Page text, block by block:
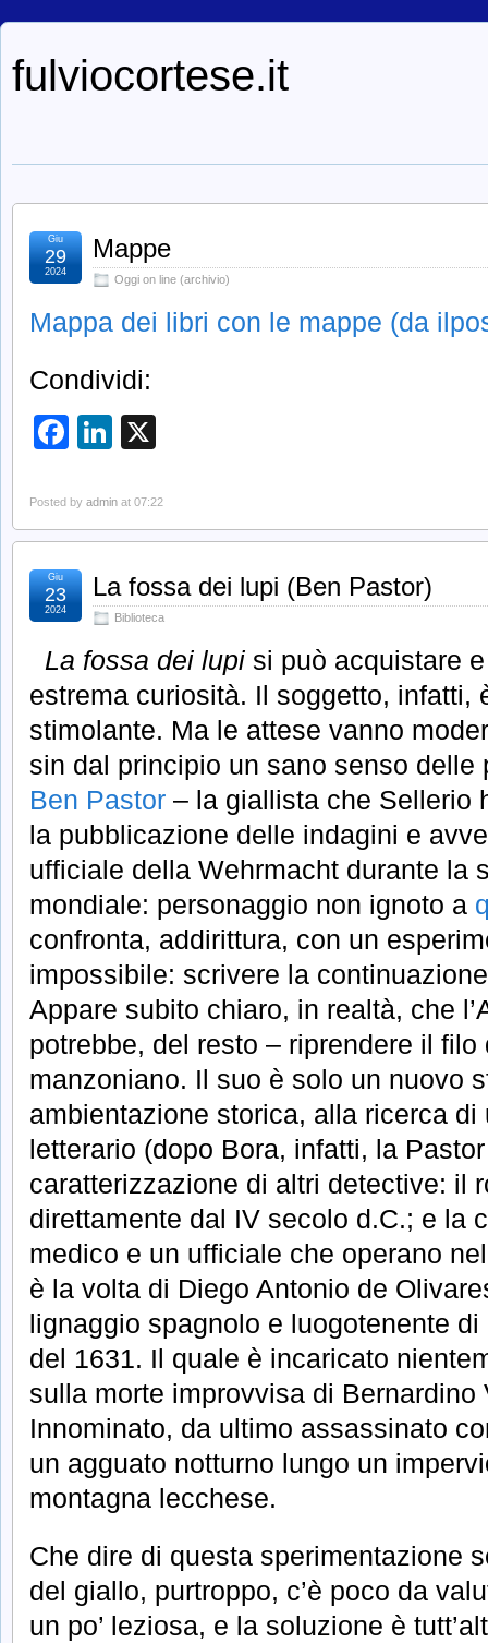
fulviocortese.it
Mappe
Oggi on line (archivio)
Giu
29
2024
Mappa dei libri con le mappe (da
Condividi:
Facebook
LinkedIn
Posted by admin at 07:22
La fossa dei lupi (Ben Pastor)
Biblioteca
Giu
23
2024
La fossa dei lupisi può acquistare
estrema curiosità. Il soggetto, infatti,
stimolante. Ma le attese vanno
sin dal principio un sano senso delle
Ben Pastor – la giallista che Sellerio
la pubblicazione delle indagini e
ufficiale della Wehrmacht durante la
mondiale: personaggio non ignoto a
confronta, addirittura, con un
impossibile: scrivere la
Appare subito chiaro, in realtà, che
potrebbe, del resto – riprendere il
manzoniano. Il suo è solo un nuovo
ambientazione storica, alla ricerca di
letterario (dopo Bora, infatti, la
caratterizzazione di altri detective: il
direttamente dal IV secolo d.C.; e la
medico e un ufficiale che operano
è la volta di Diego Antonio de
lignaggio spagnolo e luogotenente
del 1631. Il quale è incaricato
sulla morte improvvisa di
Innominato, da ultimo assassinato
un agguato notturno lungo un
montagna lecchese.
Che dire di questa sperimentazione
del giallo, purtroppo, c’è poco da
un po’ leziosa, e la soluzione è